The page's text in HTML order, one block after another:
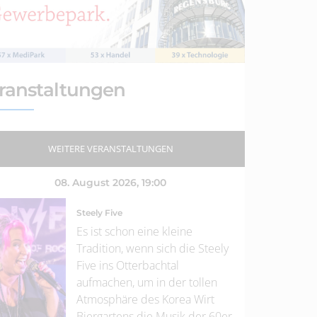
WEITERE VERANSTALTUNGEN
08. August 2026, 19:00
Steely Five
Es ist schon eine kleine
Tradition, wenn sich die Steely
Five ins Otterbachtal
aufmachen, um in der tollen
Atmosphäre des Korea Wirt